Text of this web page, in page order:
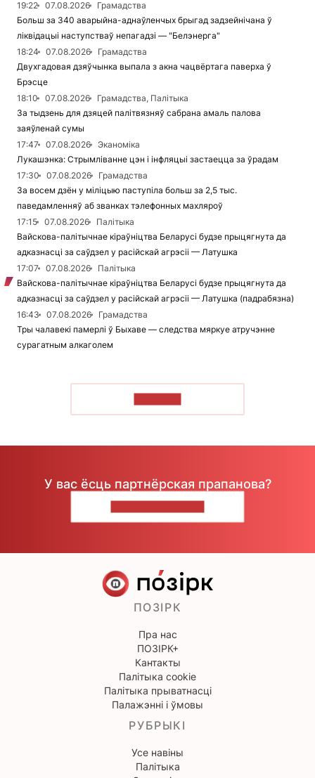
19:22
07.08.2026
Грамадства
Больш за 340 аварыйна-аднаўленчых брыгад задзейнічана ў
ліквідацыі наступстваў непагадзі — "Белэнерга"
18:24
07.08.2026
Грамадства
Двухгадовая дзяўчынка выпала з акна чацвёртага паверха ў
Брэсце
18:10
07.08.2026
Грамадства, Палітыка
За тыдзень для дзяцей палітвязняў сабрана амаль палова
заяўленай сумы
17:47
07.08.2026
Эканоміка
Лукашэнка: Стрымліванне цэн і інфляцыі застаецца за ўрадам
17:30
07.08.2026
Грамадства
За восем дзён у міліцыю паступіла больш за 2,5 тыс.
паведамленняў аб званках тэлефонных махляроў
17:15
07.08.2026
Палітыка
Вайскова-палітычнае кіраўніцтва Беларусі будзе прыцягнута да
адказнасці за саўдзел у расійскай агрэсіі — Латушка
17:07
07.08.2026
Палітыка
Вайскова-палітычнае кіраўніцтва Беларусі будзе прыцягнута да
адказнасці за саўдзел у расійскай агрэсіі — Латушка (падрабязна)
16:43
07.08.2026
Грамадства
Тры чалавекі памерлі ў Быхаве — следства мяркуе атручэнне
сурагатным алкаголем
У вас ёсць партнёрская прапанова?
ПОЗІРК
Пра нас
ПОЗІРК+
Кантакты
Палітыка cookie
Палітыка прыватнасці
Палажэнні і ўмовы
РУБРЫКІ
Усе навіны
Палітыка